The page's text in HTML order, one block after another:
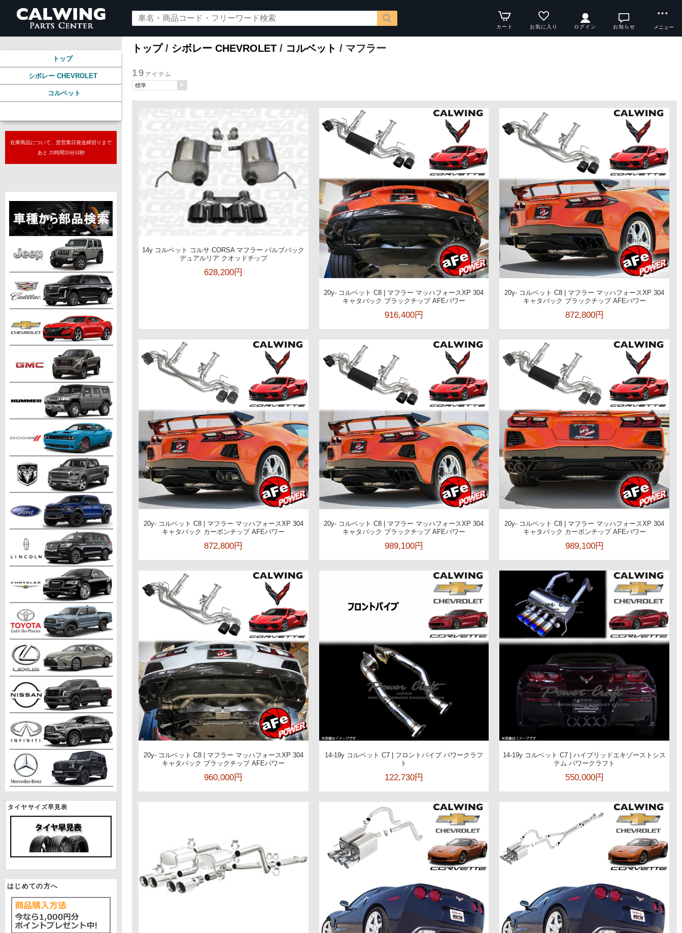
カート お気に入り ログイン お知らせ メニュー
トップ
シボレー CHEVROLET
コルベット
在庫商品について、翌営業日発送締切りまで
あと 21時間33分51秒
タイヤサイズ早見表
はじめての方へ
トップ/ シボレー CHEVROLET / コルベット / マフラー
19 アイテム
14y コルベット コルサ CORSA マフラー バルブバック
デュアルリア クオッドチップ
628,200円
20y- コルベット C8 | マフラー マッハフォースXP 304
キャタバック ブラックチップ AFEパワー
916,400円
20y- コルベット C8 | マフラー マッハフォースXP 304
キャタバック ブラックチップ AFEパワー
872,800円
20y- コルベット C8 | マフラー マッハフォースXP 304
キャタバック カーボンチップ AFEパワー
872,800円
20y- コルベット C8 | マフラー マッハフォースXP 304
キャタバック ブラックチップ AFEパワー
989,100円
20y- コルベット C8 | マフラー マッハフォースXP 304
キャタバック カーボンチップ AFEパワー
989,100円
20y- コルベット C8 | マフラー マッハフォースXP 304
キャタバック ブラックチップ AFEパワー
960,000円
14-19y コルベット C7 | フロントパイプ パワークラフ
ト
122,730円
14-19y コルベット C7 | ハイブリッドエキゾーストシス
テム パワークラフト
550,000円